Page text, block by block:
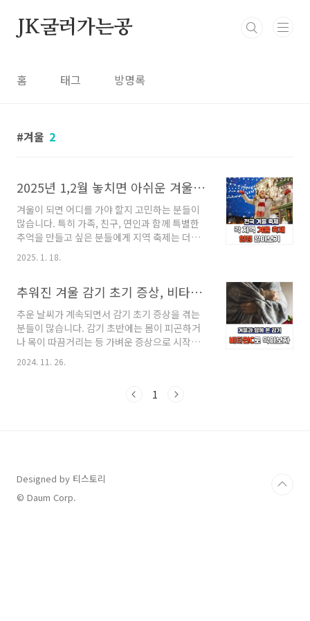
JK굴러가는공
홈 태그 방명록
겨울 2
2025년 1,2월 놓치면 아쉬운 겨울철 지역 축제와 행사 모음
겨울이 되면 어디를 가야 할지 고민하는 분들이
많습니다. 특히 가족, 친구, 연인과 함께 특별한
추억을 만들고 싶은 분들에게 지역 축제는 더없
이 좋은 선택이 될 수 있습니다. 이번 겨울, 전국
각지에서 열리는 겨울 축제와 먹거리 축제, 그리
운 소식들을 모아봤습니다. 지금부터 자세히 살
펴보세요. 겨울의 낭만, 얼음과 눈으로 즐기는 축
제 ✔️ 홍천강 꽁꽁축제• 행사일: 2025년 1월 18
일(토) ~ 2월 1일(토)• 위치: 강원도 홍천군 홍천
강 일대• 방문자 혜택: 입장권 구매 시 홍천사랑
상품권 또는 농·특산물 상품권 5천 원 제공겨울
한 홍천강 꽁꽁축제는 강원도 대표 겨울 축제입
2025. 1. 18.
추워진 겨울 감기 초기 증상, 비타민C로 해결해 보세요
추운 날씨가 계속되면서 감기 초기 증상을 겪는
분들이 많습니다. 감기 초반에는 몸이 피곤하거
나 목이 따끔거리는 등 가벼운 증상으로 시작되
지만, 관리를 소홀히 하면 증상이 더 심해질 수 있
습니다. 이럴 때 비타민C를 활용하면 효과적으로
비타민C의 역할과 섭취 방법, 그리고 함께 실천
싸우는 데 도움을 줍니다.● 면역 세포 보호: 비타
민C는 감염과 싸우는 면역 세포를 보호하고 활성
2024. 11. 26.
1
Designed by 티스토리
© Daum Corp.